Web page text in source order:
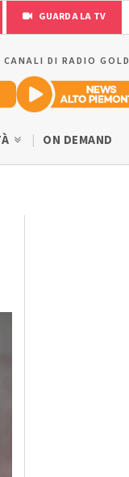
GUARDA LA TV
DI RADIO GOLD
ON DEMAND